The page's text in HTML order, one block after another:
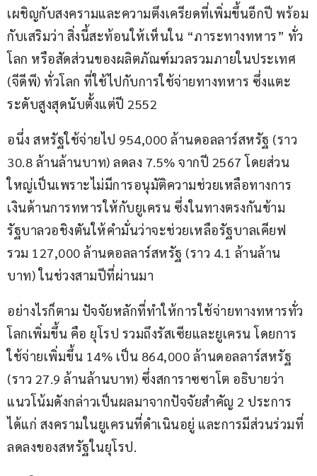
เผชิญกับสงครามและความตึงเครียดที่เพิ่มขึ้นอีกปี พร้อม
กับเสริมว่า สิ่งนี้สะท้อนให้เห็นใน “ภาระทางทหาร” ทั่ว
โลก หรือสัดส่วนของผลิตภัณฑ์มวลรวมภายในประเทศ
(จีดีพี) ทั่วโลก ที่ใช้ไปกับการใช้จ่ายทางทหาร ซึ่งแตะ
ระดับสูงสุดนับตั้งแต่ปี 2552
อนึ่ง สหรัฐใช้จ่ายไป 954,000 ล้านดอลลาร์สหรัฐ (ราว
30.8 ล้านล้านบาท) ลดลง 7.5% จากปี 2567 โดยส่วน
ใหญ่เป็นเพราะไม่มีการอนุมัติความช่วยเหลือทางการ
เงินด้านการทหารให้กับยูเครน ซึ่งในทางตรงกันข้าม
รัฐบาลวอชิงตันให้คำมั่นว่าจะช่วยเหลือรัฐบาลเคียฟ
รวม 127,000 ล้านดอลลาร์สหรัฐ (ราว 4.1 ล้านล้าน
บาท) ในช่วงสามปีที่ผ่านมา
อย่างไรก็ตาม ปัจจัยหลักที่ทำให้การใช้จ่ายทางทหารทั่ว
โลกเพิ่มขึ้น คือ ยุโรป รวมถึงรัสเซียและยูเครน โดยการ
ใช้จ่ายเพิ่มขึ้น 14% เป็น 864,000 ล้านดอลลาร์สหรัฐ
(ราว 27.9 ล้านล้านบาท) ซึ่งสการาซซาโต อธิบายว่า
แนวโน้มดังกล่าวเป็นผลมาจากปัจจัยสำคัญ 2 ประการ
ได้แก่ สงครามในยูเครนที่ดำเนินอยู่ และการมีส่วนร่วมที่
ลดลงของสหรัฐในยุโรป.